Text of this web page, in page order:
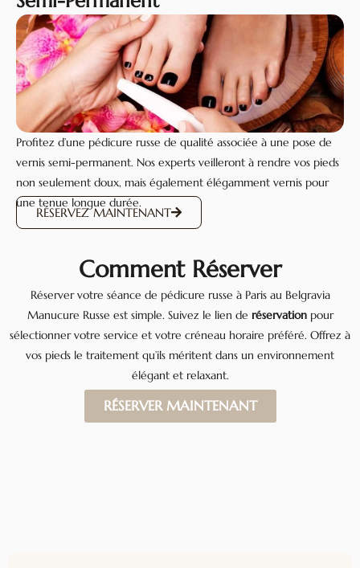
Profitez d’une pédicure russe de qualité associée à une pose de
vernis semi-permanent. Nos experts veilleront à rendre vos pieds
non seulement doux, mais également élégamment vernis pour
une tenue longue durée.
RÉSERVEZ MAINTENANT
Comment Réserver
Réserver votre séance de pédicure russe à Paris au Belgravia
Manucure Russe est simple. Suivez le lien de réservationpour
sélectionner votre service et votre créneau horaire préféré. Offrez à
vos pieds le traitement qu’ils méritent dans un environnement
élégant et relaxant.
RÉSERVER MAINTENANT